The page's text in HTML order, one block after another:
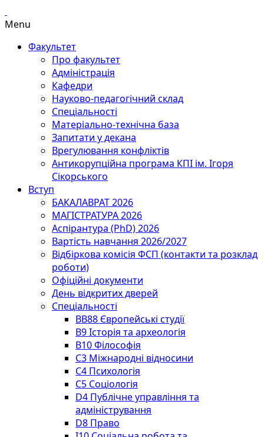
Menu
Факультет
Про факультет
Адміністрація
Кафедри
Науково-педагогічний склад
Спеціальності
Матеріально-технічна база
Запитати у декана
Врегулювання конфліктів
Антикорупційна програма КПІ ім. Ігоря
Сікорського
Вступ
БАКАЛАВРАТ 2026
МАГІСТРАТУРА 2026
Аспірантура (PhD) 2026
Вартість навчання 2026/2027
Відбіркова комісія ФСП (контакти та розклад
роботи)
Офіційні документи
День відкритих дверей
Спеціальності
BВ88 Європейські студії
B9 Історія та археологія
B10 Філософія
C3 Міжнародні відносини
C4 Психологія
С5 Соціологія
D4 Публічне управління та
адміністрування
D8 Право